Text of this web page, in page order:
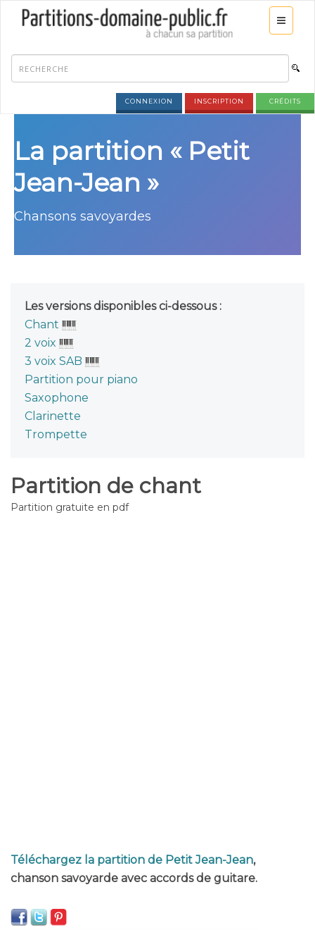
CONNEXION INSCRIPTION CRÉDITS
La partition « Petit
Jean-Jean »
Chansons savoyardes
Les versions disponibles ci-dessous :
Chant
2 voix
3 voix SAB
Partition pour piano
Saxophone
Clarinette
Trompette
Partition de chant
Partition gratuite en pdf
Téléchargez la partition de Petit Jean-Jean,
chanson savoyarde avec accords de guitare.